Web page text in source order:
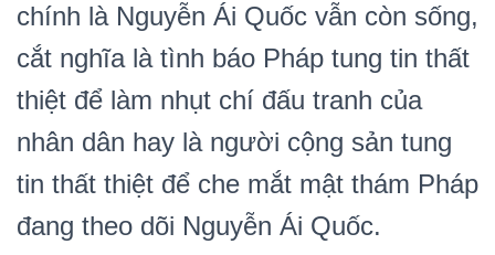
chính là Nguyễn Ái Quốc vẫn còn sống,
cắt nghĩa là tình báo Pháp tung tin thất
thiệt để làm nhụt chí đấu tranh của
nhân dân hay là người cộng sản tung
tin thất thiệt để che mắt mật thám Pháp
đang theo dõi Nguyễn Ái Quốc.